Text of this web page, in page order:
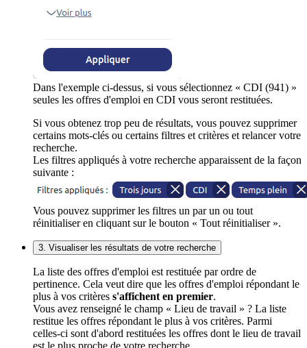
Dans l'exemple ci-dessus, si vous sélectionnez « CDI (941) »
seules les offres d'emploi en CDI vous seront restituées.
Si vous obtenez trop peu de résultats, vous pouvez supprimer
certains mots-clés ou certains filtres et critères et relancer votre
recherche.
Les filtres appliqués à votre recherche apparaissent de la façon
suivante :
Vous pouvez supprimer les filtres un par un ou tout
réinitialiser en cliquant sur le bouton « Tout réinitialiser ».
3. Visualiser les résultats de votre recherche
La liste des offres d'emploi est restituée par ordre de
pertinence. Cela veut dire que les offres d'emploi répondant le
plus à vos critères s'affichent en premier.
Vous avez renseigné le champ « Lieu de travail » ? La liste
restitue les offres répondant le plus à vos critères. Parmi
celles-ci sont d'abord restituées les offres dont le lieu de travail
est le plus proche de votre recherche.